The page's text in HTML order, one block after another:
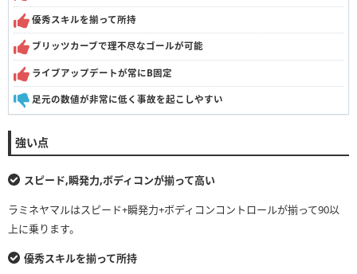
優秀スキルを揃って所持
ブリッツカーブで理不尽なゴールが可能
ライブアップデートが常にB固定
足元の数値が非常に低く事故を起こしやすい
強い点
スピード,瞬発力,ボディコンが揃って高い
ラミネヤマルはスピード+瞬発力+ボディコンコントロールが揃って90以
上に乗ります。
優秀スキルを揃って所持